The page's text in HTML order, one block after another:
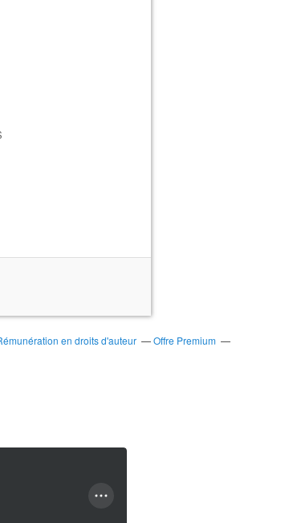
en droits d'auteur
Offre Premium